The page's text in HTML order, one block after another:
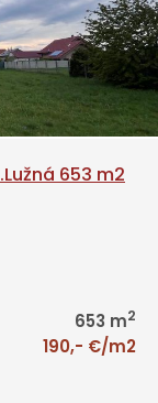
653 m2
653 m2
190,- €/m2